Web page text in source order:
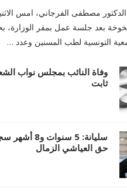
مصطفى الفرجاني، امس
بعد جلسة عمل بمقر الوزارة،
التونسية لطب المسنين وعدد …
وفاة النائب بمجلس نواب
ثابت
سليانة: 5 سنوات
حق العياشي الزمال